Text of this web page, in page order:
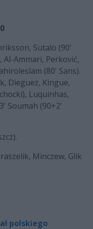
Sutalo (90'
Al-Ammari, Perković,
(80' Sans).
Dieguez, Kingue,
Luquinhas,
Soumah (90+2'
Minczew, Glik
polskiego